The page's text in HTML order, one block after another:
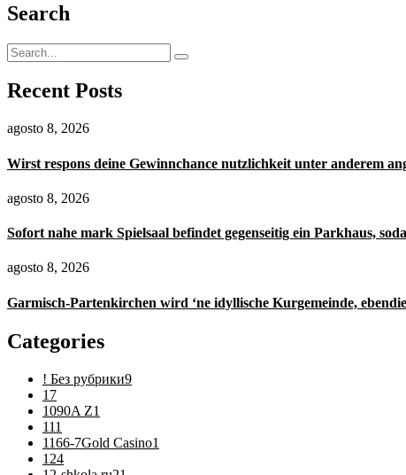
Search
Recent Posts
agosto 8, 2026
Wirst respons deine Gewinnchance nutzlichkeit unter anderem
agosto 8, 2026
Sofort nahe mark Spielsaal befindet gegenseitig ein Parkhaus,
agosto 8, 2026
Garmisch-Partenkirchen wird ‘ne idyllische Kurgemeinde,
Categories
! Без рубрики9
1 7
1090A Z1
111
1166-7Gold Casino1
124